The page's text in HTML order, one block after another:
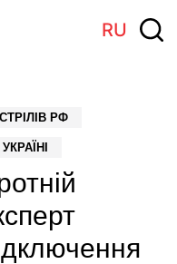
RU
РФ